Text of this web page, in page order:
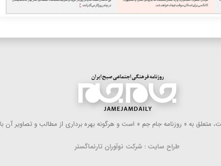
متعلق به « روزنامه جام جم » است و هرگونه بهره ‌برداری از مطالب و تصاویر آن
طراح سایت : شرکت نوآوران تارنماگستر